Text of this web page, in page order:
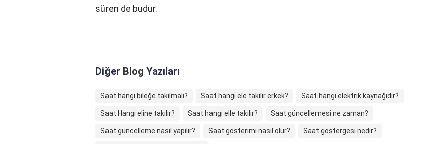
süren de budur.
Diğer Blog Yazıları
Saat hangi bileğe takılmalı? Saat hangi ele takilir erkek? Saat hangi elektrik kaynağıdır?
Saat Hangi eline takilir? Saat hangi elle takilir? Saat güncellemesi ne zaman?
Saat güncelleme nasıl yapılır? Saat gösterimi nasıl olur? Saat göstergesi nedir?